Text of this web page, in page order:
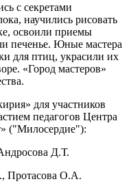
с секретами
научились рисовать
освоили приемы
печенье. Юные мастера
для птиц, украсили их
«Город мастеров»
для участников
педагогов Центра
("Милосердие"):
Д.Т.
Протасова О.А.